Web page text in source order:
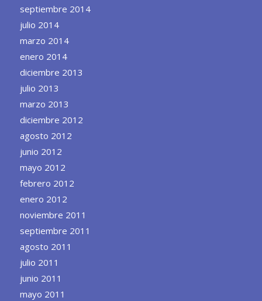
septiembre 2014
julio 2014
marzo 2014
enero 2014
diciembre 2013
julio 2013
marzo 2013
diciembre 2012
agosto 2012
junio 2012
mayo 2012
febrero 2012
enero 2012
noviembre 2011
septiembre 2011
agosto 2011
julio 2011
junio 2011
mayo 2011